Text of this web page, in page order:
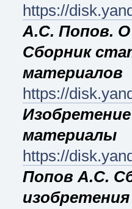
https://
А.С. Попов. О
Сборник
материалов
https://
материалы
https://
Попов А.С.